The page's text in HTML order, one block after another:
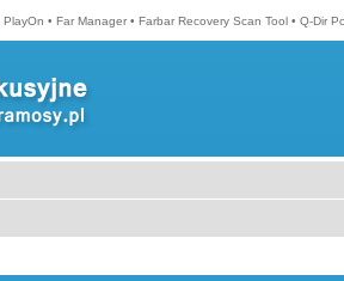
PlayOn • Far Manager • Farbar Recovery Scan Tool • Q-Dir